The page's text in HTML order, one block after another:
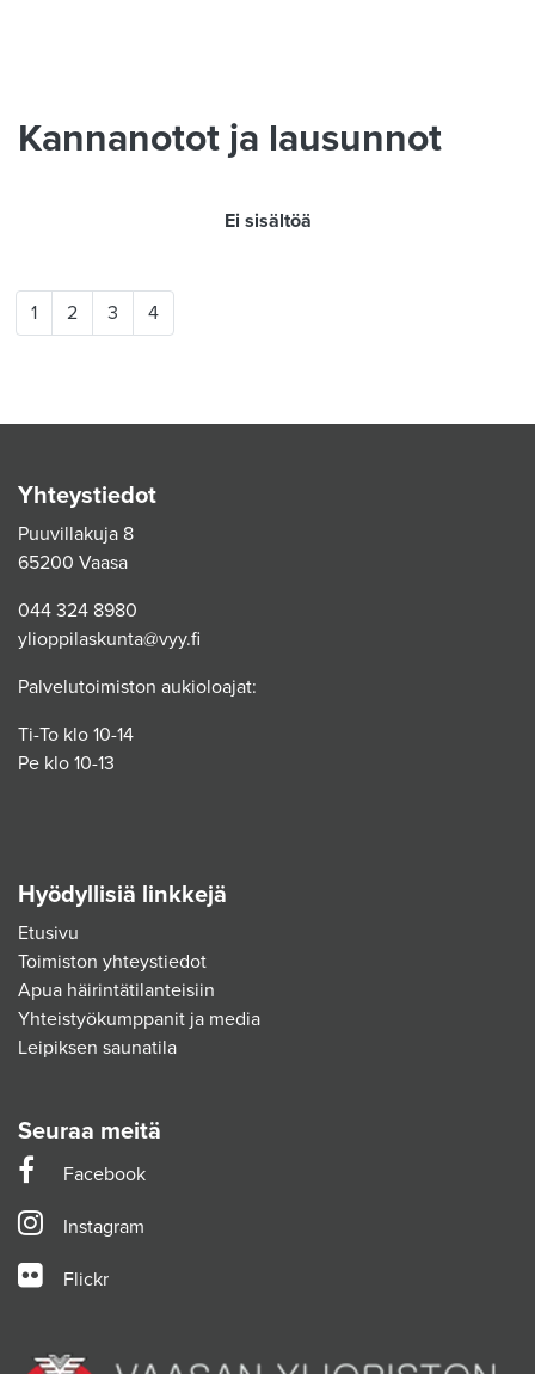
Kannanotot ja lausunnot
Ei sisältöä
1 2 3 4
Yhteystiedot
Puuvillakuja 8
65200 Vaasa
044 324 8980
ylioppilaskunta@vyy.fi
Palvelutoimiston aukioloajat:
Ti-To klo 10-14
Pe klo 10-13
Hyödyllisiä linkkejä
Etusivu
Toimiston yhteystiedot
Apua häirintätilanteisiin
Yhteistyökumppanit ja media
Leipiksen saunatila
Seuraa meitä
Facebook
Instagram
Flickr